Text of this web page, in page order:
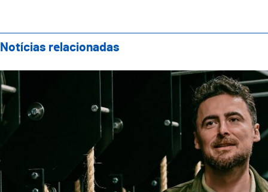
Notícias relacionadas
Teatro Oficina apresenta nova direção artística com